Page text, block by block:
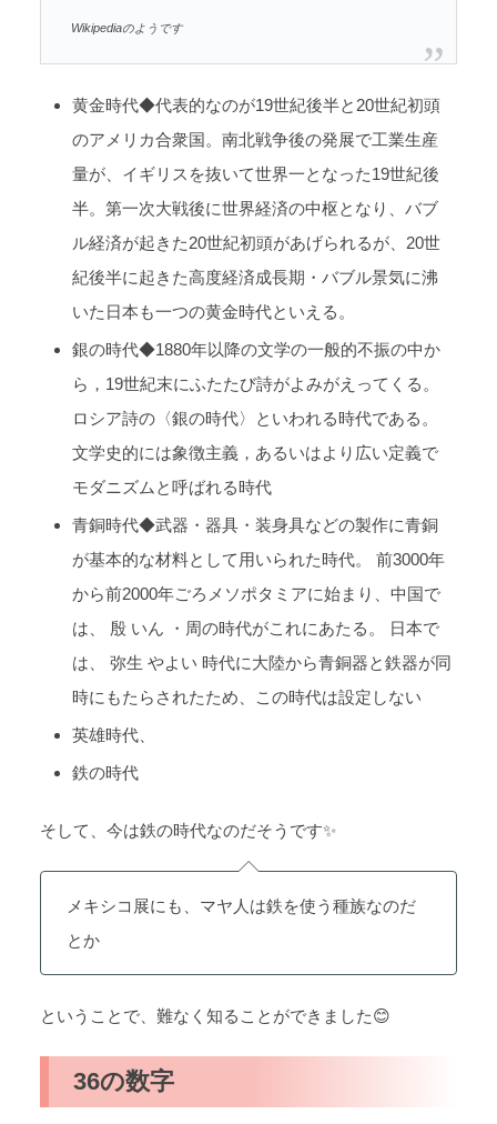
Wikipediaのようです
黄金時代◆代表的なのが19世紀後半と20世紀初頭
のアメリカ合衆国。南北戦争後の発展で工業生産
量が、イギリスを抜いて世界一となった19世紀後
半。第一次大戦後に世界経済の中枢となり、バブ
ル経済が起きた20世紀初頭があげられるが、20世
紀後半に起きた高度経済成長期・バブル景気に沸
いた日本も一つの黄金時代といえる。
銀の時代◆1880年以降の文学の一般的不振の中か
ら，19世紀末にふたたび詩がよみがえってくる。
ロシア詩の〈銀の時代〉といわれる時代である。
文学史的には象徴主義，あるいはより広い定義で
モダニズムと呼ばれる時代
青銅時代◆武器・器具・装身具などの製作に青銅
が基本的な材料として用いられた時代。 前3000年
から前2000年ごろメソポタミアに始まり、中国で
は、 殷 いん ・周の時代がこれにあたる。 日本で
は、 弥生 やよい 時代に大陸から青銅器と鉄器が同
時にもたらされたため、この時代は設定しない
英雄時代、
鉄の時代
そして、今は鉄の時代なのだそうです✨
メキシコ展にも、マヤ人は鉄を使う種族なのだ
とか
ということで、難なく知ることができました😊
36の数字